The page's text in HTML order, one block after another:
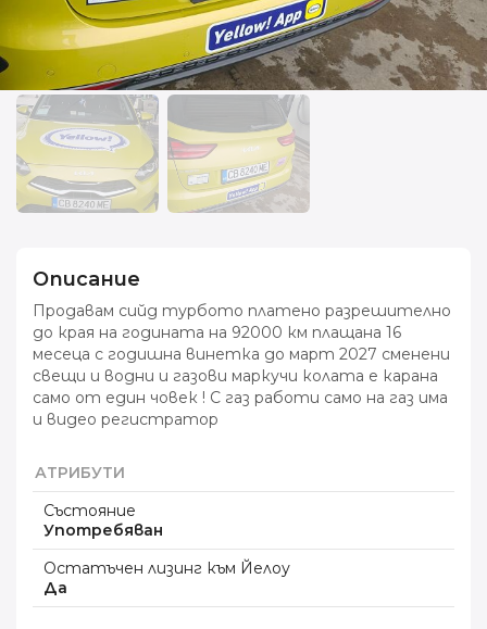
Описание
Продавам сийд турбото платено разрешително
до края на годината на 92000 км плащана 16
месеца с годишна винетка до март 2027 сменени
свещи и водни и газови маркучи колата е карана
само от един човек ! С газ работи само на газ има
и видео регистратор
АТРИБУТИ
Състояние
Употребяван
Остатъчен лизинг към Йелоу
Да